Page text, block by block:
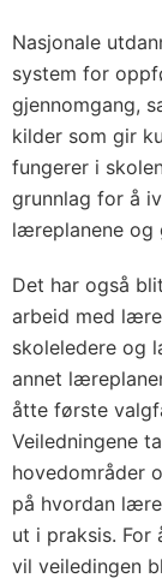
Nasjonale
system for
gjennomgang,
kilder som gir
fungerer i
grunnlag for å
læreplanene og
Det har også
arbeid med
skoleledere og
annet
åtte første
Veiledningene
hovedområder
på hvordan
ut i praksis.
vil veiledingen